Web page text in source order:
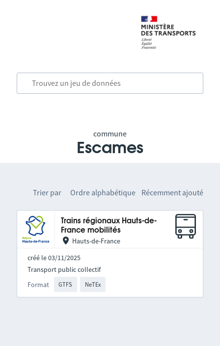
commune
Escames
Trier par Ordre alphabétique Récemment ajouté
Trains régionaux Hauts-de-
France mobilités
Hauts-de-France
créé le 03/11/2025
Format GTFS NeTEx
Transport public collectif